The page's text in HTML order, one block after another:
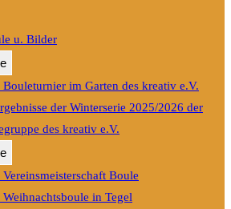
u. Bilder
Bouleturnier im Garten des kreativ e.V.
der Winterserie 2025/2026 der
des kreativ e.V.
Vereinsmeisterschaft Boule
Weihnachtsboule in Tegel